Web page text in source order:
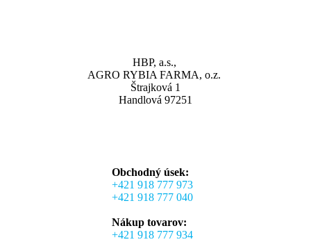
HBP, a.s.,
AGRO RYBIA FARMA, o.z.
Štrajková 1
Handlová 97251
Obchodný úsek:
+421 918 777 973
+421 918 777 040
Nákup tovarov:
+421 918 777 934